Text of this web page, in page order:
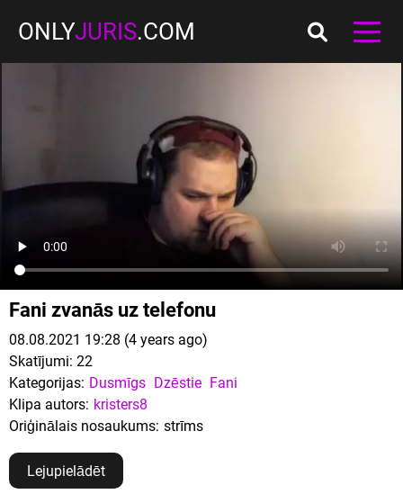
ONLYJURIS.COM
Fani zvanās uz telefonu
08.08.2021 19:28 (4 years ago)
Skatījumi: 22
Kategorijas: Dusmīgs Dzēstie Fani
Klipa autors: kristers8
Oriģinālais nosaukums: strīms
Lejupielādēt